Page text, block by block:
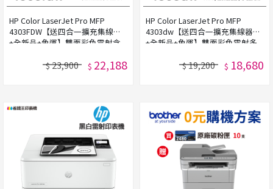
HP Color LaserJet Pro MFP
4303FDW【送四合一擴充集線器
+全新品+免運】雙面彩色雷射含
$23,900 $ 22,188
HP Color LaserJet Pro MFP
4303dw【送四合一擴充集線器
+全新品+免運】雙面彩色雷射多
$19,200 $ 18,680